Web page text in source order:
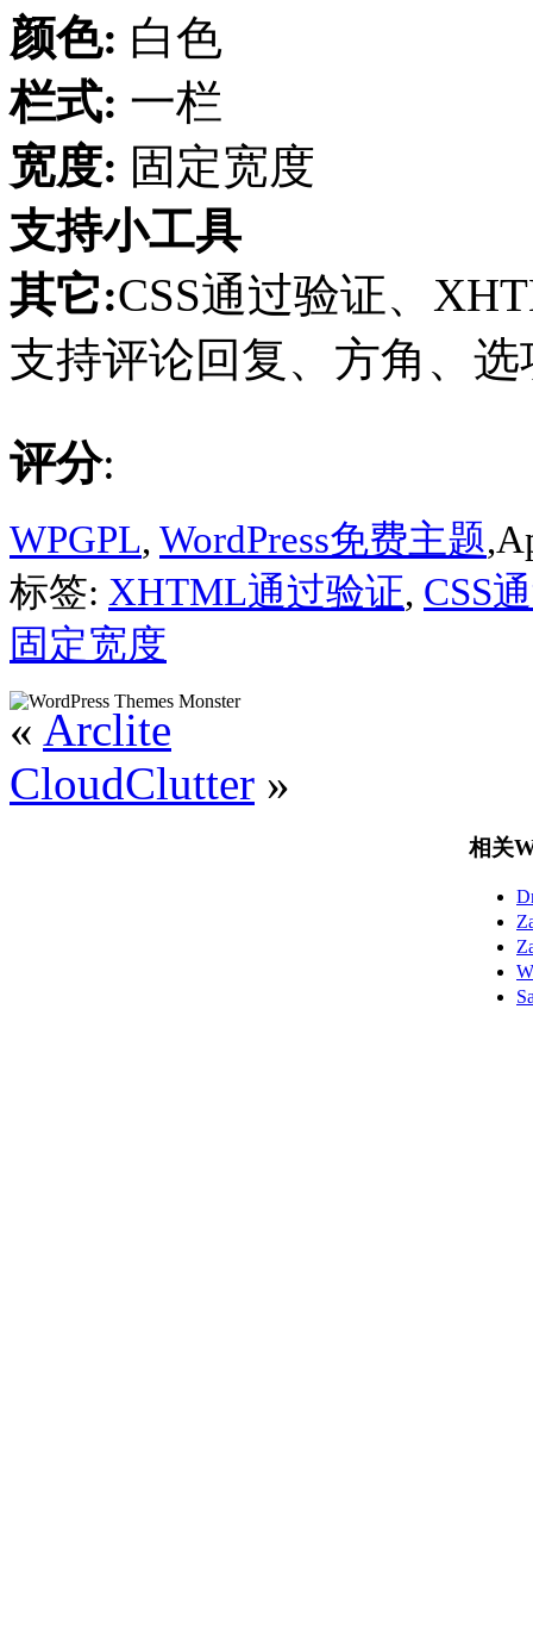
颜色: 白色
栏式: 一栏
宽度: 固定宽度
支持小工具
其它:CSS通过验证、
支持评论回复、方角、
评分:
WPGPL, WordPress免费主题
标签: XHTML通过验证, CSS
固定宽度
« Arclite
CloudClutter »
相关